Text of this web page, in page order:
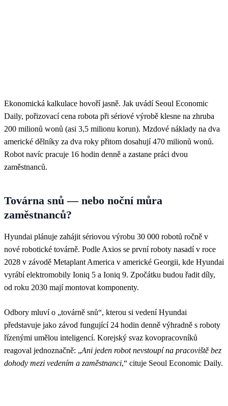
Ekonomická kalkulace hovoří jasně. Jak uvádí Seoul Economic
Daily, pořizovací cena robota při sériové výrobě klesne na zhruba
200 milionů wonů (asi 3,5 milionu korun). Mzdové náklady na dva
americké dělníky za dva roky přitom dosahují 470 milionů wonů.
Robot navíc pracuje 16 hodin denně a zastane práci dvou
zaměstnanců.
Továrna snů — nebo noční můra
zaměstnanců?
Hyundai plánuje zahájit sériovou výrobu 30 000 robotů ročně v
nové robotické továrně. Podle Axios se první roboty nasadí v roce
2028 v závodě Metaplant America v americké Georgii, kde Hyundai
vyrábí elektromobily Ioniq 5 a Ioniq 9. Zpočátku budou řadit díly,
od roku 2030 mají montovat komponenty.
Odbory mluví o „továrně snů“, kterou si vedení Hyundai
představuje jako závod fungující 24 hodin denně výhradně s roboty
řízenými umělou inteligencí. Korejský svaz kovopracovníků
reagoval jednoznačně: „Ani jeden robot nevstoupí na pracoviště bez
dohody mezi vedením a zaměstnanci,“ cituje Seoul Economic Daily.